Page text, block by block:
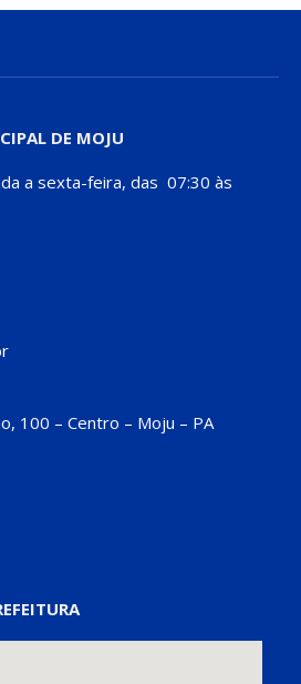
DE MOJU
a sexta-feira, das 07:30 às
100 – Centro – Moju – PA